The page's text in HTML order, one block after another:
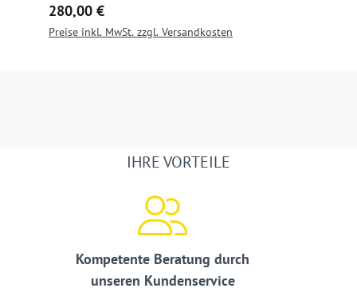
Regulärer Preis:
280,00 €
Preise inkl. MwSt. zzgl. Versandkosten
IHRE VORTEILE
Kompetente Beratung durch
unseren Kundenservice